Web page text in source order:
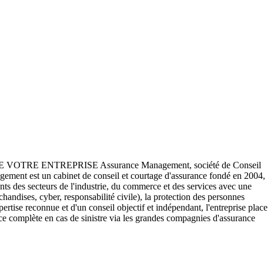
ENTREPRISE Assurance Management, société de Conseil
est un cabinet de conseil et courtage d'assurance fondé en 2004,
des secteurs de l'industrie, du commerce et des services avec une
cyber, responsabilité civile), la protection des personnes
reconnue et d'un conseil objectif et indépendant, l'entreprise place
en cas de sinistre via les grandes compagnies d'assurance